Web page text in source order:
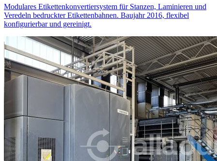
Modulares Etikettenkonvertiersystem für Stanzen, Laminieren und
Veredeln bedruckter Etikettenbahnen. Baujahr 2016, flexibel
konfigurierbar und gereinigt.